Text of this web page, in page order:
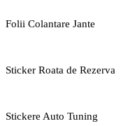
Folii Colantare Jante
Sticker Roata de Rezerva
Stickere Auto Tuning